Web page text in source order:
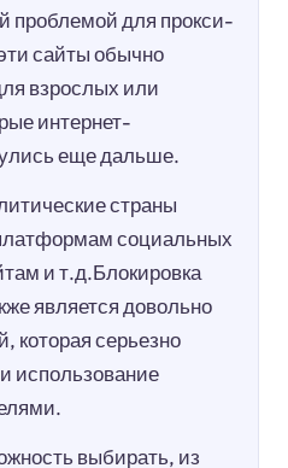
проблемой для прокси-
сайты обычно
взрослых или
интернет-
еще дальше.
страны
социальных
и т.д.Блокировка
является довольно
которая серьезно
использование
выбирать, из